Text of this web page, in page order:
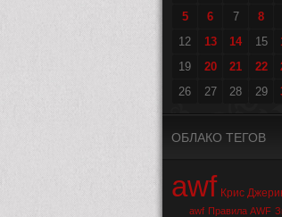
5
6 7 8
12
13 14 15
19
20 21 22
26
27 28 29
ОБЛАКО ТЕГОВ
awf Крис
awf Правила AWF